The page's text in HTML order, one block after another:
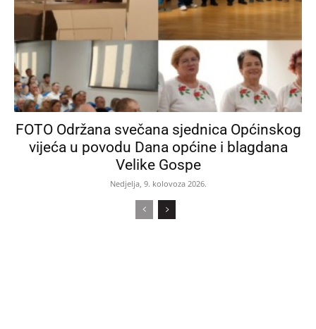
FOTO Održana svečana sjednica Općinskog
vijeća u povodu Dana općine i blagdana
Velike Gospe
Nedjelja, 9. kolovoza 2026.